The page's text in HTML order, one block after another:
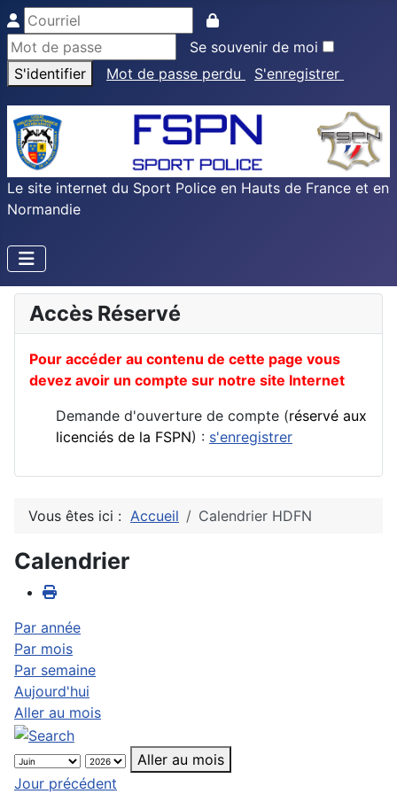
Se souvenir de moi
S'identifier
Mot de passe perdu S'enregistrer
Le site internet du Sport Police en Hauts de France et en
Normandie
Accès Réservé
Pour accéder au contenu de cette page vous
devez avoir un compte sur notre site Internet
Demande d'ouverture de compte (réservé aux
licenciés de la FSPN) : s'enregistrer
Vous êtes ici : Accueil Calendrier HDFN
Calendrier
Par année
Par mois
Par semaine
Aujourd'hui
Aller au mois
Aller au mois
Jour précédent